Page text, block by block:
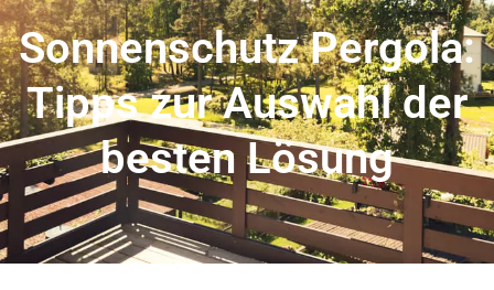
Sonnenschutz Pergola:
Tipps zur Auswahl der
besten Lösung